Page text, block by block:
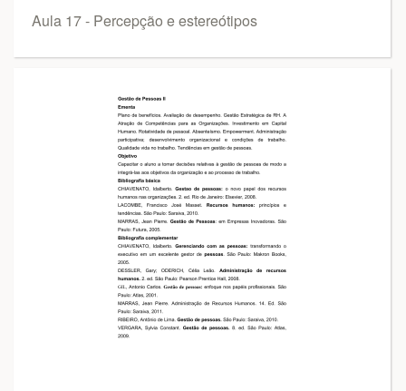
Aula 17 - Percepção e estereótipos